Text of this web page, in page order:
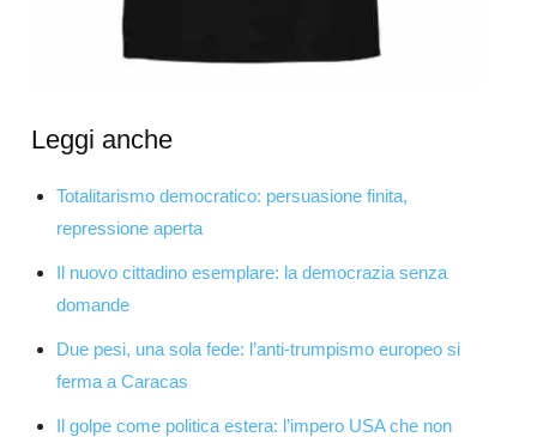
Leggi anche
Totalitarismo democratico: persuasione finita,
repressione aperta
Il nuovo cittadino esemplare: la democrazia senza
domande
Due pesi, una sola fede: l’anti-trumpismo europeo si
ferma a Caracas
Il golpe come politica estera: l’impero USA che non